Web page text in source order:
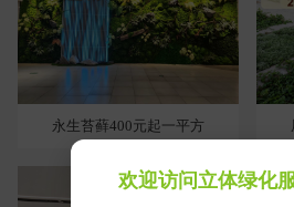
永生苔藓400元起一平方
欢迎访问立体绿化